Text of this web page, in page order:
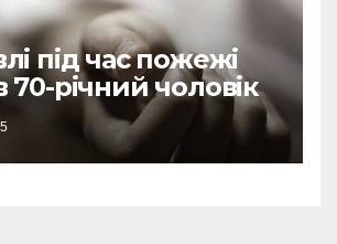
під час пожежі
70-річний чоловік